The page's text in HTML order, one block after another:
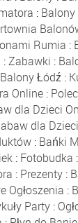
:
Rumia :
:Zabawki :
Balony Łódź :
Online :
dla Dzieci
dla
: Bańki
: Fotobudka :
: Prezenty :
Ogłoszenia :
Party :